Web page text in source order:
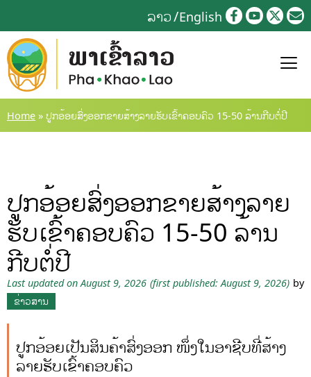
to
content
ລາວ English
Home » ປູກອ້ອຍສົ່ງອອກຂາຍສ້າງລາຍຮັບເຂົ້າຄອບຄົວ 15-50 ລ້ານກີບຕໍ່ປີ
ປູກອ້ອຍສົ່ງອອກຂາຍສ້າງລາຍ
ຮັບເຂົ້າຄອບຄົວ 15-50 ລ້ານ
ກີບຕໍ່ປີ
Last updated on August 9, 2026 (first published: August 9, 2026) by
ຂ່າວສານ
ປູກອ້ອຍເປັນສິນຄ້າສົ່ງອອກ ໜຶ່ງໃນອາຊີບທີ່ສ້າງ
ລາຍຮັບເຂົ້າຄອບຄົວ